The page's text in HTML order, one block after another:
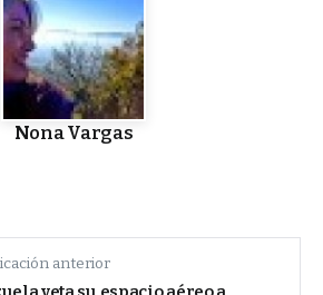
Nona Vargas
anterior